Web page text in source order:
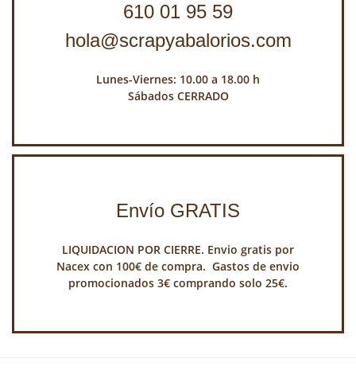
610 01 95 59
hola@scrapyabalorios.com
Lunes-Viernes: 10.00 a 18.00 h
Sábados CERRADO
Envío GRATIS
LIQUIDACION POR CIERRE. Envio gratis por
Nacex con 100€ de compra. Gastos de envio
promocionados 3€ comprando solo 25€.